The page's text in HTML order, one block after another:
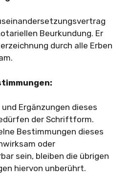
Beurkundung. Er
durch alle Erben
Ergänzungen dieses
der Schriftform.
Bestimmungen dieses
oder
sein, bleiben die übrigen
hiervon unberührt.